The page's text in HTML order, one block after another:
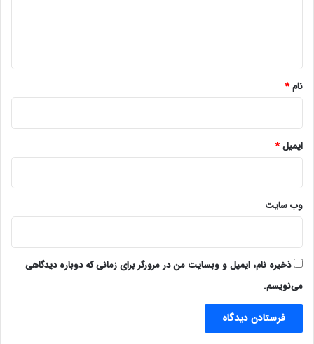
نام*
ایمیل*
وب‌ سایت
ذخیره نام، ایمیل و وبسایت من در مرورگر برای زمانی که دوباره دیدگاهی
می‌نویسم.